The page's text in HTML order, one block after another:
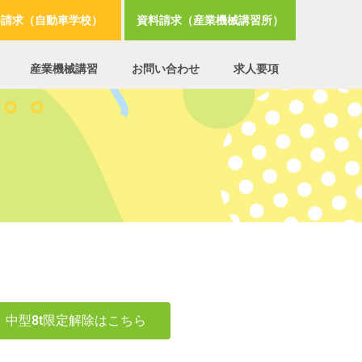
求（自動車学校） 資料請求（産業機械講習所）
産業機械講習 お問い合わせ 求人要項
中型8t限定解除はこちら